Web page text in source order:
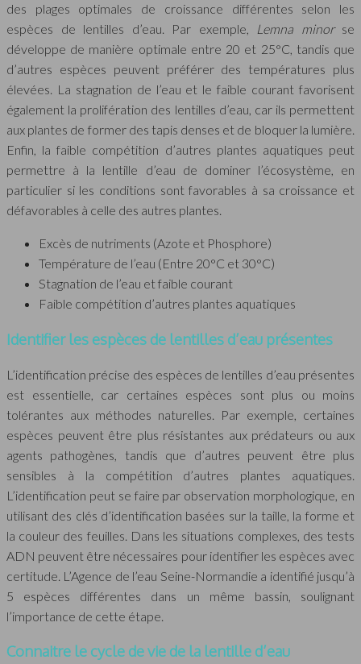
des plages optimales de croissance différentes selon les
espèces de lentilles d’eau. Par exemple,
Lemna minor se
développe de manière optimale entre 20 et 25°C, tandis que
d’autres espèces peuvent préférer des températures plus
élevées. La stagnation de l’eau et le faible courant favorisent
également la prolifération des lentilles d’eau, car ils permettent
aux plantes de former des tapis denses et de bloquer la lumière.
Enfin, la faible compétition d’autres plantes aquatiques peut
permettre à la lentille d’eau de dominer l’écosystème, en
particulier si les conditions sont favorables à sa croissance et
défavorables à celle des autres plantes.
Excès de nutriments (Azote et Phosphore)
Température de l’eau (Entre 20°C et 30°C)
Stagnation de l’eau et faible courant
Faible compétition d’autres plantes aquatiques
Identifier les espèces de lentilles d’eau présentes
L’identification précise des espèces de lentilles d’eau présentes
est essentielle, car certaines espèces sont plus ou moins
tolérantes aux méthodes naturelles. Par exemple, certaines
espèces peuvent être plus résistantes aux prédateurs ou aux
agents pathogènes, tandis que d’autres peuvent être plus
sensibles à la compétition d’autres plantes aquatiques.
L’identification peut se faire par observation morphologique, en
utilisant des clés d’identification basées sur la taille, la forme et
la couleur des feuilles. Dans les situations complexes, des tests
ADN peuvent être nécessaires pour identifier les espèces avec
certitude. L’Agence de l’eau Seine-Normandie a identifié jusqu’à
5 espèces différentes dans un même bassin, soulignant
l’importance de cette étape.
Connaitre le cycle de vie de la lentille d’eau